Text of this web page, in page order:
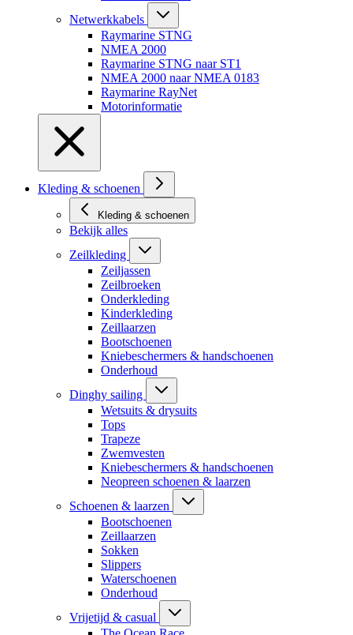
Netwerkkabels
Raymarine STNG
NMEA 2000
Raymarine STNG naar ST1
NMEA 2000 naar NMEA 0183
Raymarine RayNet
Motorinformatie
Kleding & schoenen
Kleding & schoenen
Bekijk alles
Zeilkleding
Zeiljassen
Zeilbroeken
Onderkleding
Kinderkleding
Zeillaarzen
Bootschoenen
Kniebeschermers & handschoenen
Onderhoud
Dinghy sailing
Wetsuits & drysuits
Tops
Trapeze
Zwemvesten
Kniebeschermers & handschoenen
Neopreen schoenen & laarzen
Schoenen & laarzen
Bootschoenen
Zeillaarzen
Sokken
Slippers
Waterschoenen
Onderhoud
Vrijetijd & casual